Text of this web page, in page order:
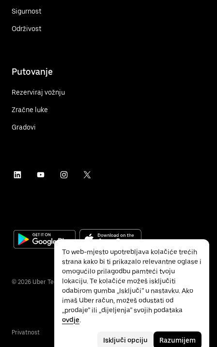
Sigurnost
Održivost
Putovanje
Rezerviraj vožnju
Zračne luke
Gradovi
© 2026 Uber Technologies Inc.
Privatnost
To web-mjesto upotrebljava kolačiće trećih
strana kako bi ti prikazalo relevantne oglase i
omogućilo prilagodbu pamteći tvoju
lokaciju. Te kolačiće možeš isključiti
odabirom gumba „Isključi” u nastavku. Ako
imaš Uber račun, možeš odustati od
„prodaje” ili „dijeljenja” svojih podataka
ovdje.
Isključi opciju Razumijem